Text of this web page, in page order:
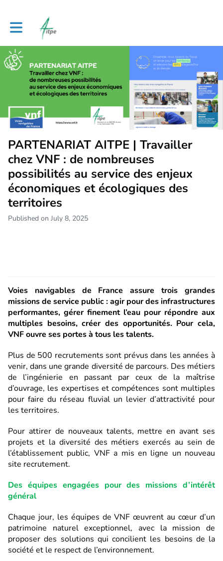
Toggle main navigation
PARTENARIAT AITPE | Travailler
chez VNF : de nombreuses
possibilités au service des enjeux
économiques et écologiques des
territoires
Published on July 8, 2025
Voies navigables de France assure trois grandes
missions de service public : agir pour des infrastructures
performantes, gérer finement l’eau pour répondre aux
multiples besoins, créer des opportunités. Pour cela,
VNFouvre ses portes à tous les talents.
Plus de 500 recrutements sont prévus dans les années à
venir, dans une grande diversité de parcours. Des métiers
de l’ingénierie en passant par ceux de la maîtrise
d’ouvrage, les expertises et compétences sont multiples
pour faire du réseau fluvial un levier d’attractivité pour
les territoires.
Pour attirer de nouveaux talents, mettre en avant ses
projets et la diversité des métiers exercés au sein de
l’établissement public, VNF a mis en ligne un nouveau
site recrutement.
Des équipes engagées pour des missions d’intérêt
général
Chaque jour, les équipes de VNF œuvrent au cœur d’un
patrimoine naturel exceptionnel, avec la mission de
proposer des solutions qui concilient les besoins de la
société et le respect de l’environnement.